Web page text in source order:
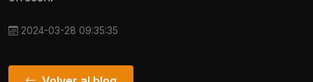
2024-03-28 09:35:35